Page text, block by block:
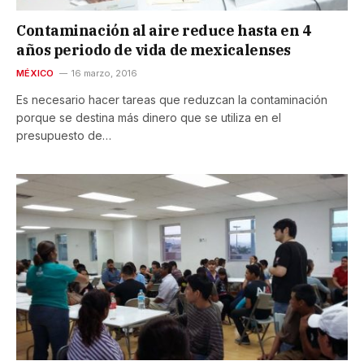
Contaminación al aire reduce hasta en 4
años periodo de vida de mexicalenses
MÉXICO 16 marzo, 2016
Es necesario hacer tareas que reduzcan la contaminación
porque se destina más dinero que se utiliza en el
presupuesto de…